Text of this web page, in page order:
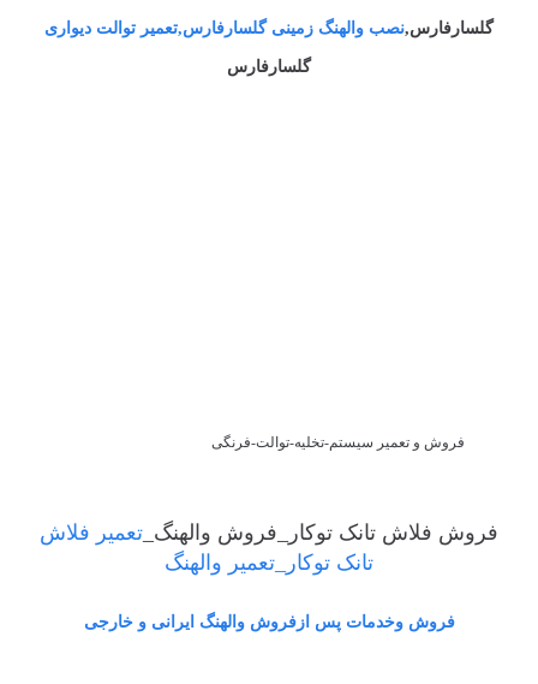
گلسارفارس,نصب والهنگ زمینیگلسارفارس,تعمیر توالت دیواری
گلسارفارس
فروش و تعمیر سیستم-تخلیه-توالت-فرنگی
فروش فلاش تانک توکار_فروش والهنگ_ تعمیر فلاش
تانک توکار_تعمیر والهنگ
فروش وخدمات پس ازفروش والهنگ ایرانی و خارجی